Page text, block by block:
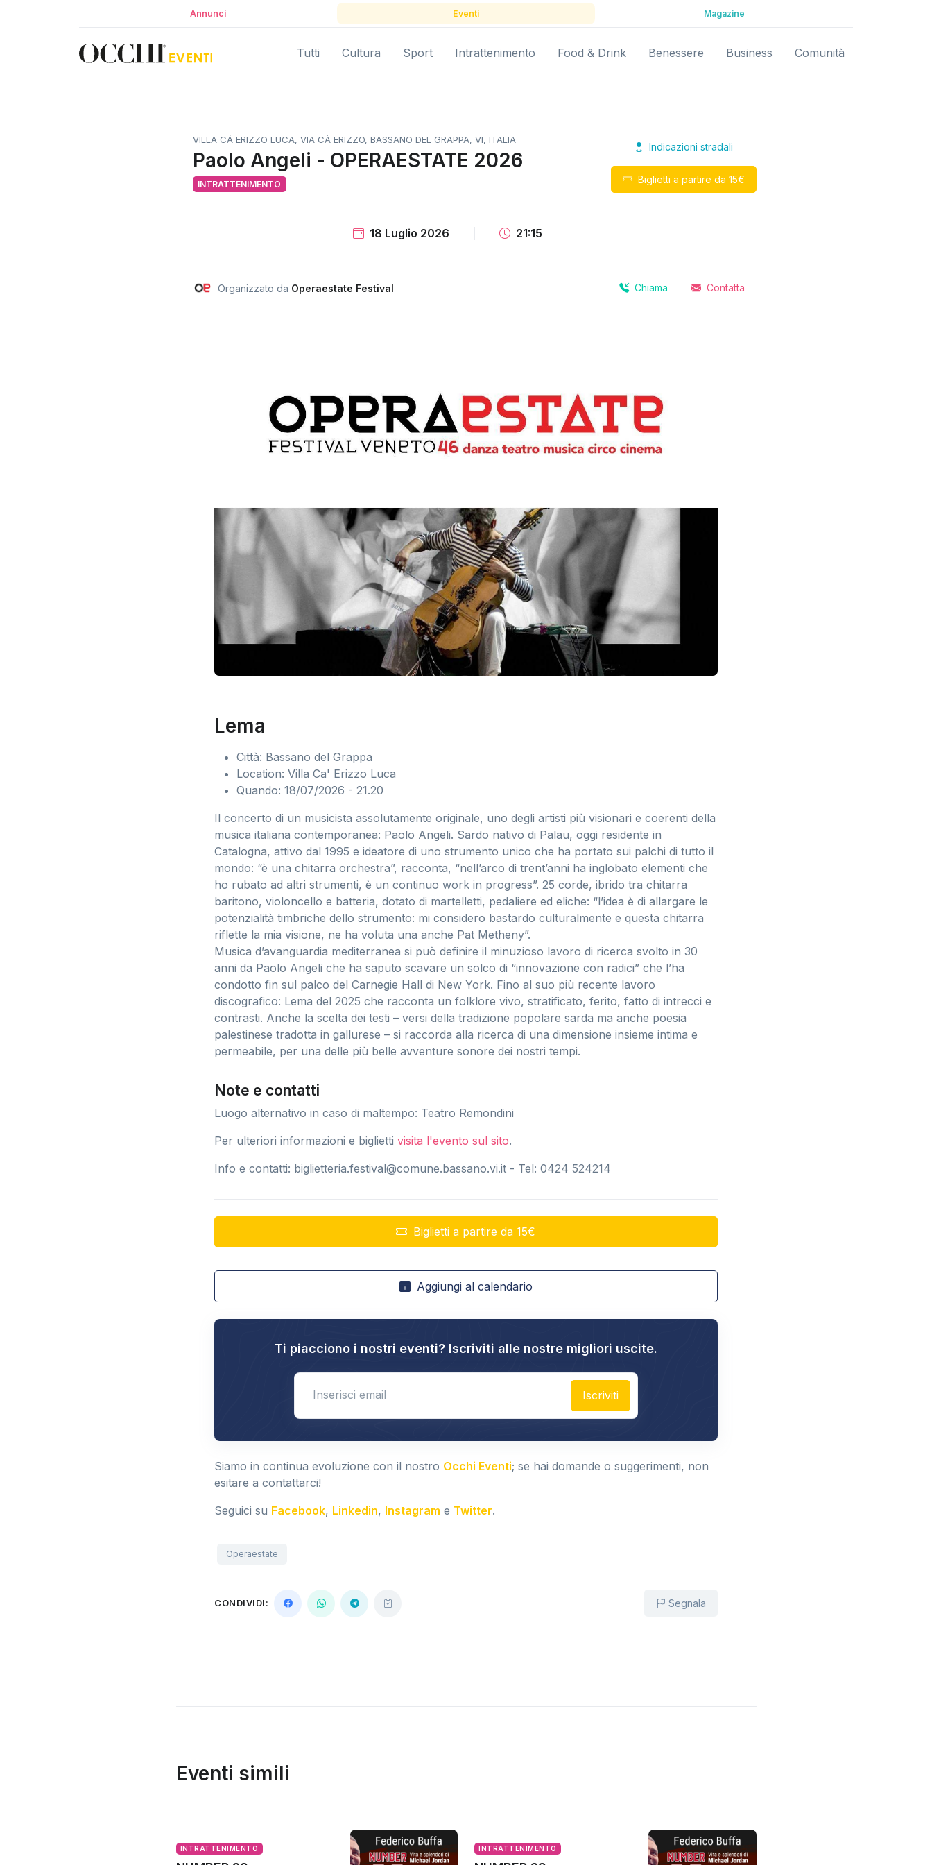
Annunci Eventi Magazine
Tutti Cultura Sport Intrattenimento Food & Drink Benessere Business Comunità
VILLA CÁ ERIZZO LUCA, VIA CÀ ERIZZO, BASSANO DEL GRAPPA, VI, ITALIA
Paolo Angeli - OPERAESTATE 2026
INTRATTENIMENTO
Indicazioni stradali
Biglietti a partire da 15€
18 Luglio 2026 21:15
Organizzato da Operaestate Festival Chiama Contatta
Lema
Città: Bassano del Grappa
Location: Villa Ca' Erizzo Luca
Quando: 18/07/2026 - 21.20
Il concerto di un musicista assolutamente originale, uno degli artisti più visionari e coerenti della
musica italiana contemporanea: Paolo Angeli. Sardo nativo di Palau, oggi residente in
Catalogna, attivo dal 1995 e ideatore di uno strumento unico che ha portato sui palchi di tutto il
mondo: “è una chitarra orchestra”, racconta, “nell’arco di trent’anni ha inglobato elementi che
ho rubato ad altri strumenti, è un continuo work in progress”. 25 corde, ibrido tra chitarra
baritono, violoncello e batteria, dotato di martelletti, pedaliere ed eliche: “l’idea è di allargare le
potenzialità timbriche dello strumento: mi considero bastardo culturalmente e questa chitarra
riflette la mia visione, ne ha voluta una anche Pat Metheny”.
Musica d’avanguardia mediterranea si può definire il minuzioso lavoro di ricerca svolto in 30
anni da Paolo Angeli che ha saputo scavare un solco di “innovazione con radici” che l’ha
condotto fin sul palco del Carnegie Hall di New York. Fino al suo più recente lavoro
discografico: Lema del 2025 che racconta un folklore vivo, stratificato, ferito, fatto di intrecci e
contrasti. Anche la scelta dei testi – versi della tradizione popolare sarda ma anche poesia
palestinese tradotta in gallurese – si raccorda alla ricerca di una dimensione insieme intima e
permeabile, per una delle più belle avventure sonore dei nostri tempi.
Note e contatti
Luogo alternativo in caso di maltempo: Teatro Remondini
Per ulteriori informazioni e bigliettivisita l'evento sul sito.
Info e contatti: biglietteria.festival@comune.bassano.vi.it - Tel: 0424 524214
Biglietti a partire da 15€
Aggiungi al calendario
Ti piacciono i nostri eventi? Iscriviti alle nostre migliori uscite.
Iscriviti
Siamo in continua evoluzione con il nostro Occhi Eventi; se hai domande o suggerimenti, non
esitare a contattarci!
Seguici su Facebook, Linkedin, Instagram e Twitter.
Operaestate
CONDIVIDI: Segnala
Eventi simili
INTRATTENIMENTO INTRATTENIMENTO